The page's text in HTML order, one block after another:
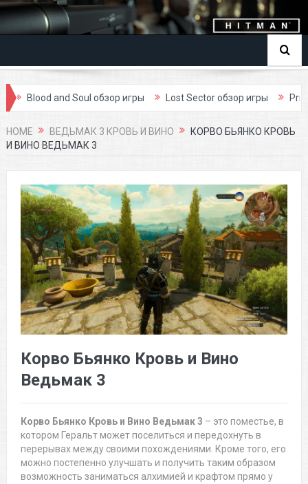
Blood and Soul обзор игры Lost Sector обзор игры Prime
HOME ВЕДЬМАК 3 КРОВЬ И ВИНО
КОРВО БЬЯНКО КРОВЬ
И ВИНО ВЕДЬМАК 3
Корво Бьянко Кровь и Вино
Ведьмак 3
Корво Бьянко Кровь и Вино Ведьмак 3 – это поместье, в
котором Геральт может поселиться и передохнуть в
перерывах между своими похождениями. Кроме того, его
можно постепенно улучшать и получить таким образом
возможность заниматься алхимией и крафтом прямо у